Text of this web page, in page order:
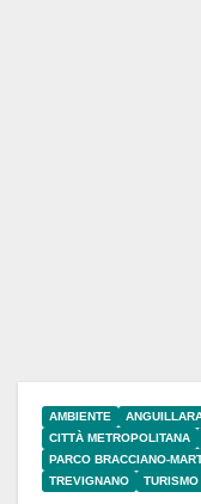
AMBIENTE
CITTÀ METROPOLITANA
PARCO BRACCIANO-
TREVIGNANO
TURISMO